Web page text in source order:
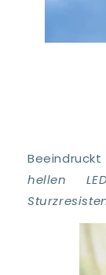
Beeindruckt
hellen